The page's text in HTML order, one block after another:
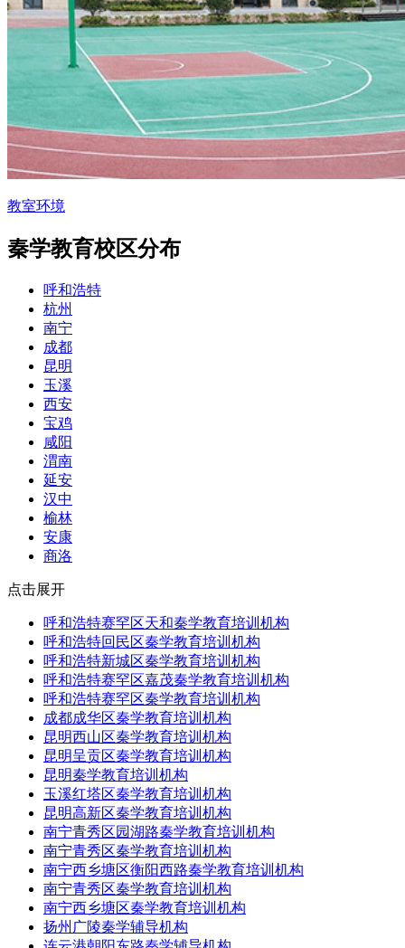
教室环境
秦学教育校区分布
呼和浩特
杭州
南宁
成都
昆明
玉溪
西安
宝鸡
咸阳
渭南
延安
汉中
榆林
安康
商洛
点击展开
呼和浩特赛罕区天和秦学教育培训机构
呼和浩特回民区秦学教育培训机构
呼和浩特新城区秦学教育培训机构
呼和浩特赛罕区嘉茂秦学教育培训机构
呼和浩特赛罕区秦学教育培训机构
成都成华区秦学教育培训机构
昆明西山区秦学教育培训机构
昆明呈贡区秦学教育培训机构
昆明秦学教育培训机构
玉溪红塔区秦学教育培训机构
昆明高新区秦学教育培训机构
南宁青秀区园湖路秦学教育培训机构
南宁青秀区秦学教育培训机构
南宁西乡塘区衡阳西路秦学教育培训机构
南宁青秀区秦学教育培训机构
南宁西乡塘区秦学教育培训机构
扬州广陵秦学辅导机构